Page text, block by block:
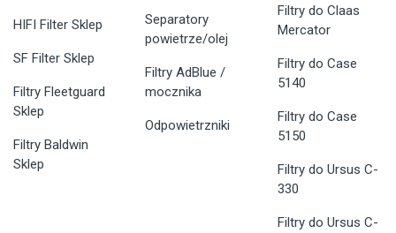
HIFI Filter Sklep
SF Filter Sklep
Filtry Fleetguard
Sklep
Filtry Baldwin
Sklep
Separatory
powietrze/olej
Filtry AdBlue /
mocznika
Odpowietrzniki
Filtry do Claas
Mercator
Filtry do Case
5140
Filtry do Case
5150
Filtry do Ursus C-
330
Filtry do Ursus C-